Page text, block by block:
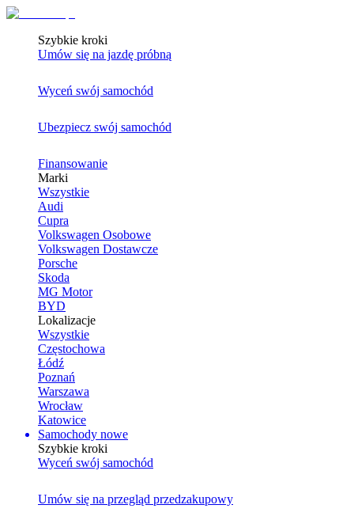
Szybkie kroki
Umów się na jazdę próbną
Wyceń swój samochód
Ubezpiecz swój samochód
Finansowanie
Marki
Wszystkie
Audi
Cupra
Volkswagen Osobowe
Volkswagen Dostawcze
Porsche
Skoda
MG Motor
BYD
Lokalizacje
Wszystkie
Częstochowa
Łódź
Poznań
Warszawa
Wrocław
Katowice
Samochody nowe
Szybkie kroki
Wyceń swój samochód
Umów się na przegląd przedzakupowy